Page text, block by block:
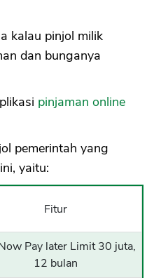
kalau pinjol milik
dan bunganya
pinjaman online
pemerintah yang
yaitu:
Fitur
Pay later Limit 30 juta,
12 bulan